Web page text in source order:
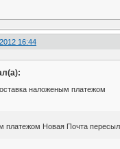
16:44
наложеным платежом
платежом Новая Почта